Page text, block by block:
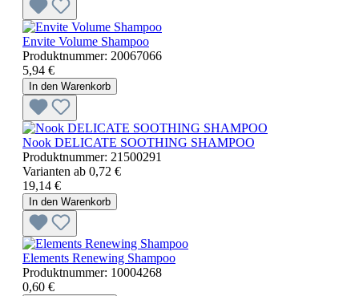
Envite Volume Shampoo
Produktnummer: 20067066
5,94 €
In den Warenkorb
Nook DELICATE SOOTHING SHAMPOO
Produktnummer: 21500291
Varianten ab 0,72 €
19,14 €
In den Warenkorb
Elements Renewing Shampoo
Produktnummer: 10004268
0,60 €